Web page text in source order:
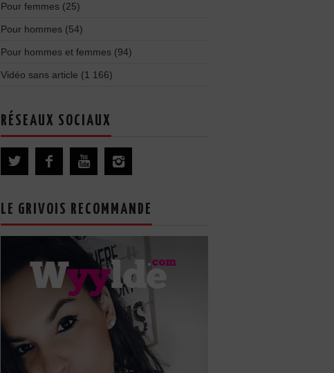
Pour femmes (25)
Pour hommes (54)
Pour hommes et femmes (94)
Vidéo sans article (1 166)
RÉSEAUX SOCIAUX
LE GRIVOIS RECOMMANDE